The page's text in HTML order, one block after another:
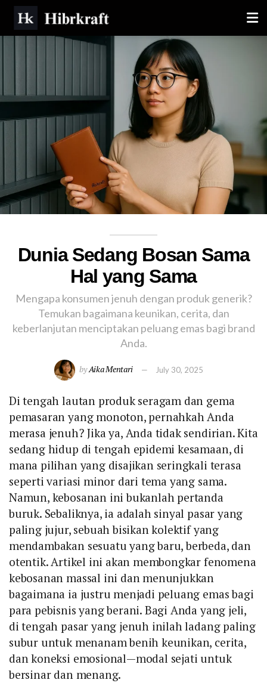
Dunia Sedang Bosan Sama
Hal yang Sama
Mengapa konsumen jenuh dengan produk generik?
Temukan bagaimana keunikan, cerita, dan
keberlanjutan menciptakan peluang emas bagi brand
Anda.
byAika Mentari July 30, 2025
Di tengah lautan produk seragam dan gema
pemasaran yang monoton, pernahkah Anda
merasa jenuh? Jika ya, Anda tidak sendirian. Kita
sedang hidup di tengah epidemi kesamaan, di
mana pilihan yang disajikan seringkali terasa
seperti variasi minor dari tema yang sama.
Namun, kebosanan ini bukanlah pertanda
buruk. Sebaliknya, ia adalah sinyal pasar yang
paling jujur, sebuah bisikan kolektif yang
mendambakan sesuatu yang baru, berbeda, dan
otentik. Artikel ini akan membongkar fenomena
kebosanan massal ini dan menunjukkan
bagaimana ia justru menjadi peluang emas bagi
para pebisnis yang berani. Bagi Anda yang jeli,
di tengah pasar yang jenuh inilah ladang paling
subur untuk menanam benih keunikan, cerita,
dan koneksi emosional—modal sejati untuk
bersinar dan menang.